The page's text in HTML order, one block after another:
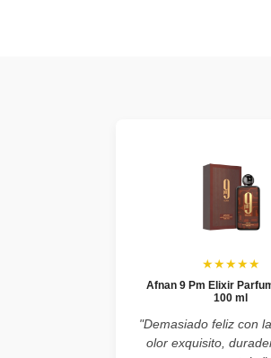
★★★★★
Afnan 9 Pm Elixir
100 ml
"Demasiado feliz con
olor exquisito,